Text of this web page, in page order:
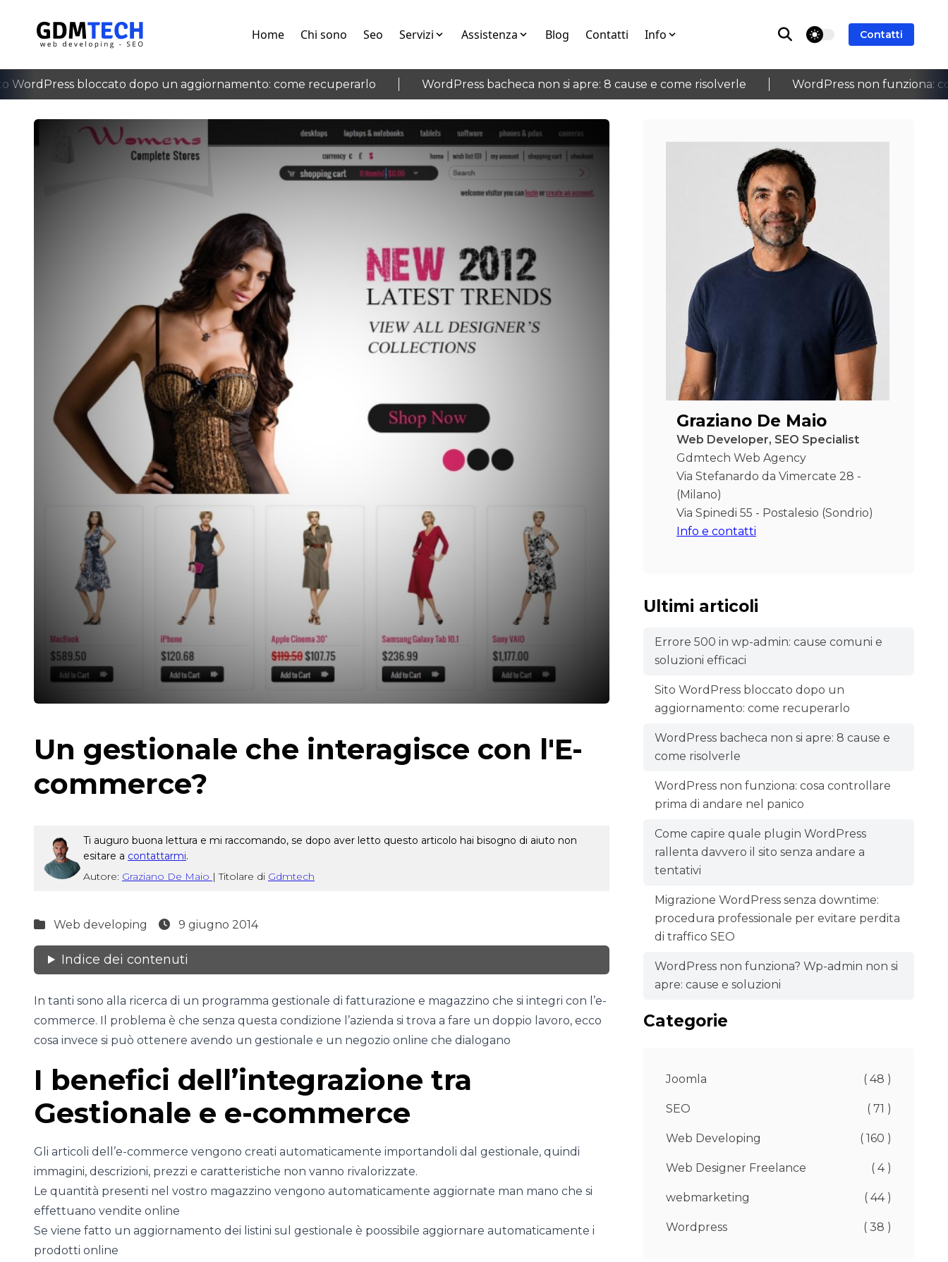
Home Chi sono Seo Servizi Assistenza Blog Contatti Info theme switcher Contatti
bloccato dopo un aggiornamento: come recuperarlo WordPress bacheca non si apre: 8 cause e come risolverle WordPress non funziona:
‹ ›
Un gestionale che interagisce con l'E-
commerce?
Ti auguro buona lettura e mi raccomando, se dopo aver letto questo articolo hai bisogno di aiuto non
esitare a contattarmi.
Autore: Graziano De Maio | Titolare di Gdmtech
Web developing 9 giugno 2014
Indice dei contenuti
In tanti sono alla ricerca di un programma gestionale di fatturazione e magazzino che si integri con l’e-
commerce. Il problema è che senza questa condizione l’azienda si trova a fare un doppio lavoro, ecco
cosa invece si può ottenere avendo un gestionale e un negozio online che dialogano
I benefici dell’integrazione tra
Gestionale e e-commerce
Gli articoli dell’e-commerce vengono creati automaticamente importandoli dal gestionale, quindi
immagini, descrizioni, prezzi e caratteristiche non vanno rivalorizzate.
Le quantità presenti nel vostro magazzino vengono automaticamente aggiornate man mano che si
effettuano vendite online
Se viene fatto un aggiornamento dei listini sul gestionale è poossibile aggiornare automaticamente i
prodotti online
Graziano De Maio
Web Developer, SEO Specialist
Gdmtech Web Agency
Via Stefanardo da Vimercate 28 -
(Milano)
Via Spinedi 55 - Postalesio (Sondrio)
Info e contatti
Ultimi articoli
Errore 500 in wp-admin: cause comuni e
soluzioni efficaci
Sito WordPress bloccato dopo un
aggiornamento: come recuperarlo
WordPress bacheca non si apre: 8 cause e
come risolverle
WordPress non funziona: cosa controllare
prima di andare nel panico
Come capire quale plugin WordPress
rallenta davvero il sito senza andare a
tentativi
Migrazione WordPress senza downtime:
procedura professionale per evitare perdita
di traffico SEO
WordPress non funziona? Wp-admin non si
apre: cause e soluzioni
Categorie
Joomla ( 48 )
SEO ( 71 )
Web Developing ( 160 )
Web Designer Freelance ( 4 )
webmarketing ( 44 )
Wordpress ( 38 )